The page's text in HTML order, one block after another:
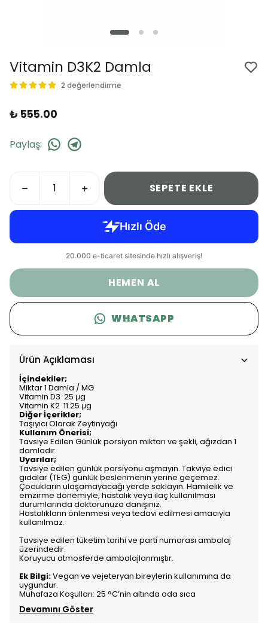
Vitamin D3K2 Damla
2 değerlendirme
₺ 555.00
Paylaş:
SEPETE EKLE
HEMEN AL
WHATSAPP
Ürün Açıklaması
İçindekiler;
Miktar 1 Damla / MG
Vitamin D3 25 μg
Vitamin K2 11.25 μg
Diğer İçerikler;
Taşıyıcı Olarak Zeytinyağı
Kullanım Önerisi;
Tavsiye Edilen Günlük porsiyon miktarı ve şekli, ağızdan 1
damladır.
Uyarılar;
Tavsiye edilen günlük porsiyonu aşmayın. Takviye edici
gıdalar (TEG) günlük beslenmenin yerine geçemez.
Çocukların ulaşamayacağı yerde saklayın. Hamilelik ve
emzirme dönemiyle, hastalık veya ilaç kullanılması
durumlarında doktorunuza danışınız.
Hastalıkların önlenmesi veya tedavi edilmesi amacıyla
kullanılmaz.
Tavsiye edilen tüketim tarihi ve parti numarası ambalaj
üzerindedir.
Koruyucu atmosferde ambalajlanmıştır.
Ek Bilgi:Vegan ve vejeteryan bireylerin kullanımına da
uygundur.
Muhafaza Koşulları: 25 °C’nin altında oda sıca
Devamını Göster